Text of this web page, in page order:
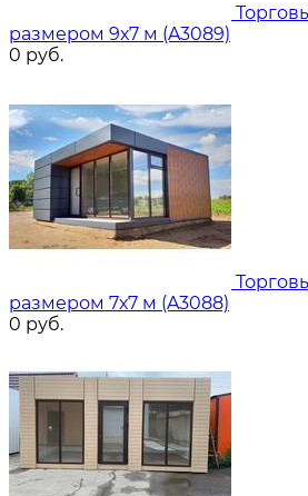
размером 9х7 м (A3089)
0 руб.
размером 7х7 м (A3088)
0 руб.